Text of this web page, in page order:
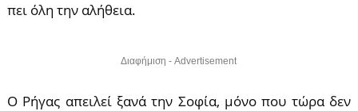
πει όλη την αλήθεια.
Διαφήμιση - Advertisement
Ο Ρήγας απειλεί ξανά την Σοφία, μόνο που τώρα δεν